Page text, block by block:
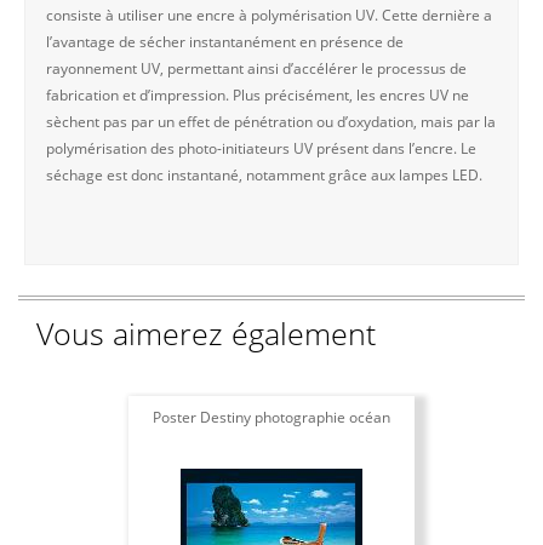
consiste à utiliser une encre à polymérisation UV. Cette dernière a
l’avantage de sécher instantanément en présence de
rayonnement UV, permettant ainsi d’accélérer le processus de
fabrication et d’impression. Plus précisément, les encres UV ne
sèchent pas par un effet de pénétration ou d’oxydation, mais par la
polymérisation des photo-initiateurs UV présent dans l’encre. Le
séchage est donc instantané, notamment grâce aux lampes LED.
Vous aimerez également
Poster Destiny photographie océan